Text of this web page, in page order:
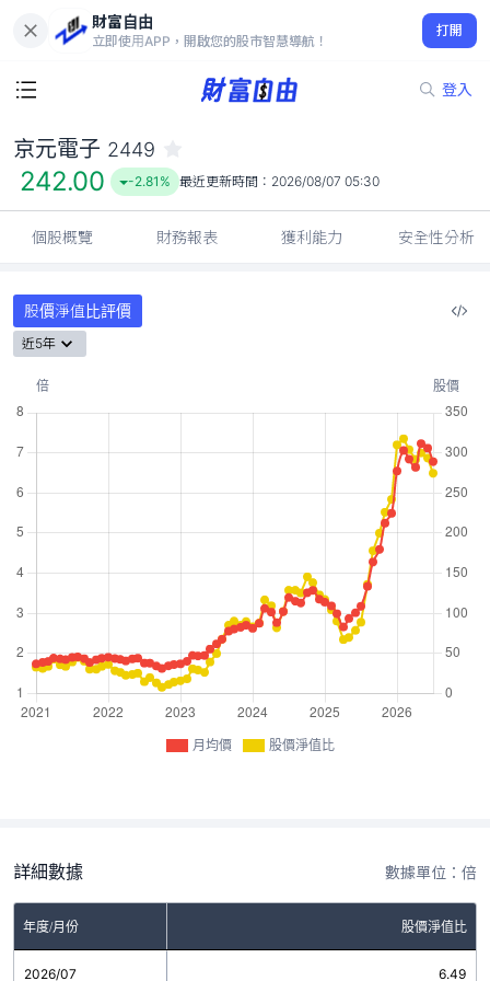
財富自由
立即使用APP，開啟您的股市智慧導航！
打開
登入
242.00
-2.81%
京元電子 2449
242.00 -2.81% 最近更新時間： 2026/08/07 05:30
個股概覽 財務報表 獲利能力 安全性分析
股價淨值比評價
近5年
月均價 股價淨值比
詳細數據 數據單位：倍
年度/月份 股價淨值比
2026/07 6.49